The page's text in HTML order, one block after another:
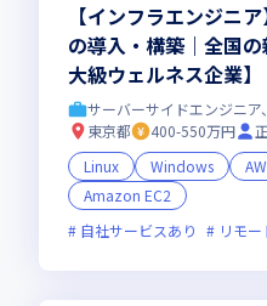
【インフラエンジニ
の導入・構築｜全国
大級ウェルネス企業】
サーバーサイドエンジニ
東京都
400-550万円
Linux
Windows
Amazon EC2
自社サービスあり
リモ